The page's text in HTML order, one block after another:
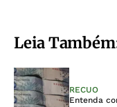
Leia
RECUO
Entenda